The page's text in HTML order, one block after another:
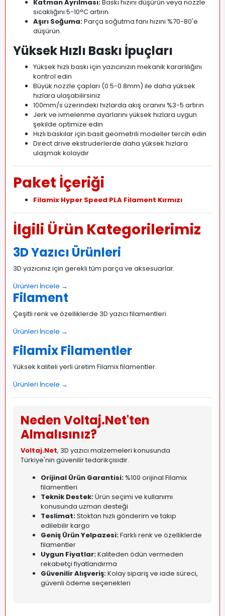
Katman Ayrılması:Baskı hızını düşürün veya nozzle
sıcaklığını 5-10°C artırın.
Aşırı Soğuma:Parça soğutma fanı hızını %70-80'e
düşürün.
Yüksek Hızlı Baskı İpuçları
Yüksek hızlı baskı için yazıcınızın mekanik kararlılığını
kontrol edin
Büyük nozzle çapları (0.5-0.8mm) ile daha yüksek
hızlara ulaşabilirsiniz
100mm/s üzerindeki hızlarda akış oranını %3-5 artırın
Jerk ve ivmelenme ayarlarını yüksek hızlara uygun
şekilde optimize edin
Hızlı baskılar için basit geometrili modeller tercih edin
Direct drive ekstruderlerde daha yüksek hızlara
ulaşmak kolaydır
Paket İçeriği
Filamix Hyper Speed PLA Filament Kırmızı
İlgili Ürün Kategorilerimiz
3D Yazıcı Ürünleri
3D yazıcınız için gerekli tüm parça ve aksesuarlar.
Ürünleri İncele →
Filament
Çeşitli renk ve özelliklerde 3D yazıcı filamentleri.
Ürünleri İncele →
Filamix Filamentler
Yüksek kaliteli yerli üretim Filamix filamentler.
Ürünleri İncele →
Neden Voltaj.Net'ten
Almalısınız?
Voltaj.Net, 3D yazıcı malzemeleri konusunda
Türkiye'nin güvenilir tedarikçisidir.
Orijinal Ürün Garantisi: %100 orijinal Filamix
filamentleri
Teknik Destek:Ürün seçimi ve kullanımı
konusunda uzman desteği
Teslimat:Stoktan hızlı gönderim ve takip
edilebilir kargo
Geniş Ürün Yelpazesi:Farklı renk ve özelliklerde
filamentler
Uygun Fiyatlar:Kaliteden ödün vermeden
rekabetçi fiyatlandırma
Güvenilir Alışveriş:Kolay sipariş ve iade süreci,
güvenli ödeme seçenekleri